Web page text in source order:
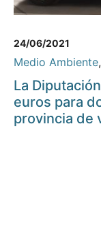
24/06/2021
Medio Ambiente,
La
euros para
provincia de